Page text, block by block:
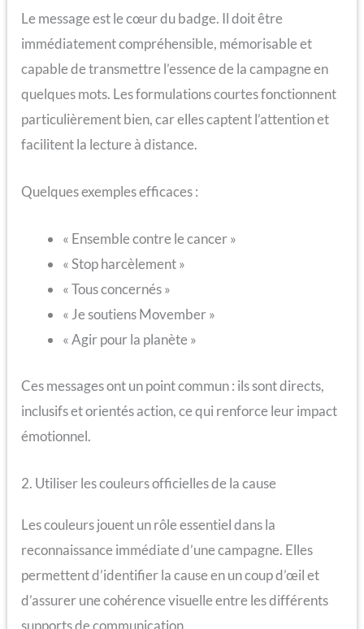
Le message est le cœur du badge. Il doit être
immédiatement compréhensible, mémorisable et
capable de transmettre l’essence de la campagne en
quelques mots. Les formulations courtes fonctionnent
particulièrement bien, car elles captent l’attention et
facilitent la lecture à distance.
Quelques exemples efficaces :
« Ensemble contre le cancer »
« Stop harcèlement »
« Tous concernés »
« Je soutiens Movember »
« Agir pour la planète »
Ces messages ont un point commun : ils sont directs,
inclusifs et orientés action, ce qui renforce leur impact
émotionnel.
2. Utiliser les couleurs officielles de la cause
Les couleurs jouent un rôle essentiel dans la
reconnaissance immédiate d’une campagne. Elles
permettent d’identifier la cause en un coup d’œil et
d’assurer une cohérence visuelle entre les différents
supports de communication.